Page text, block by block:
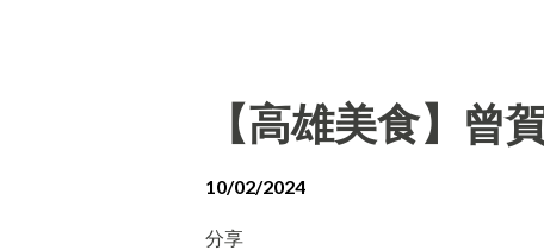
【高雄美食】曾
10/02/2024
分享